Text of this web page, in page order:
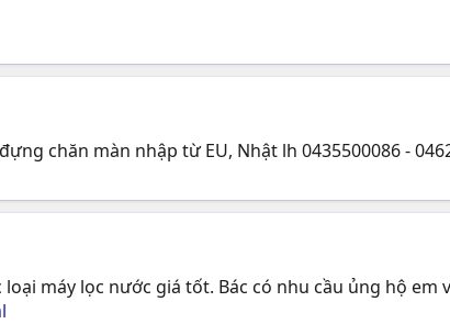
chăn màn nhập từ EU, Nhật lh 0435500086 -
máy lọc nước giá tốt. Bác có nhu cầu ủng hộ em